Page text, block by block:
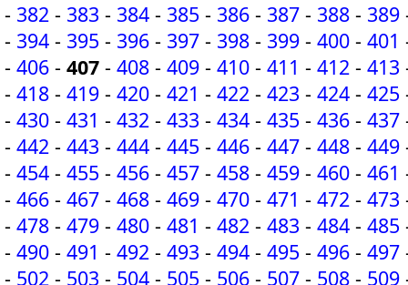
- 382 - 383 - 384 - 385 - 386 - 387 - 388 - 389
- 394 - 395 - 396 - 397 - 398 - 399 - 400 - 401
- 406 - 407 - 408 - 409 - 410 - 411 - 412 - 413
- 418 - 419 - 420 - 421 - 422 - 423 - 424 - 425
- 430 - 431 - 432 - 433 - 434 - 435 - 436 - 437
- 442 - 443 - 444 - 445 - 446 - 447 - 448 - 449
- 454 - 455 - 456 - 457 - 458 - 459 - 460 - 461
- 466 - 467 - 468 - 469 - 470 - 471 - 472 - 473
- 478 - 479 - 480 - 481 - 482 - 483 - 484 - 485
- 490 - 491 - 492 - 493 - 494 - 495 - 496 - 497
- 502 - 503 - 504 - 505 - 506 - 507 - 508 - 509